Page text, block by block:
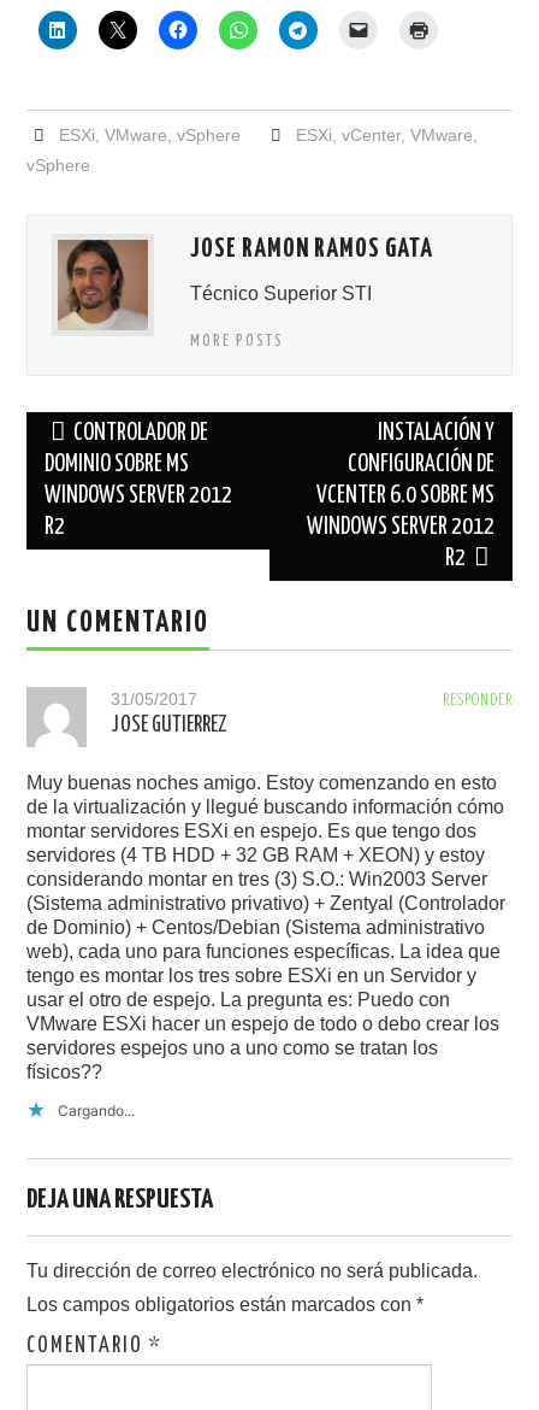
ESXi, VMware, vSphere ESXi, vCenter, VMware,
vSphere
JOSE RAMON RAMOS GATA
Técnico Superior STI
MORE POSTS
Navegación
de
entradas
CONTROLADOR DE
DOMINIO SOBRE MS
WINDOWS SERVER 2012
R2
INSTALACIÓN Y
CONFIGURACIÓN DE
VCENTER 6.0 SOBRE MS
WINDOWS SERVER 2012
R2
UN COMENTARIO
RESPONDER
31/05/2017
JOSE GUTIERREZ
Muy buenas noches amigo. Estoy comenzando en esto
de la virtualización y llegué buscando información cómo
montar servidores ESXi en espejo. Es que tengo dos
servidores (4 TB HDD + 32 GB RAM + XEON) y estoy
considerando montar en tres (3) S.O.: Win2003 Server
(Sistema administrativo privativo) + Zentyal (Controlador
de Dominio) + Centos/Debian (Sistema administrativo
web), cada uno para funciones específicas. La idea que
tengo es montar los tres sobre ESXi en un Servidor y
usar el otro de espejo. La pregunta es: Puedo con
VMware ESXi hacer un espejo de todo o debo crear los
servidores espejos uno a uno como se tratan los
físicos??
Cargando...
DEJA UNA RESPUESTA
Tu dirección de correo electrónico no será publicada.
Los campos obligatorios están marcados con*
COMENTARIO*